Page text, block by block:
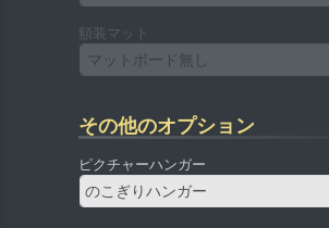
額装マット
マットボード無し
その他のオプション
ピクチャーハンガー
のこぎりハンガー